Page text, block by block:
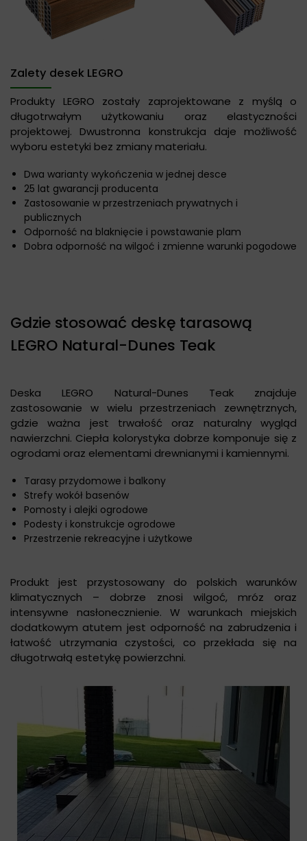
Zalety desek LEGRO
Produkty LEGRO zostały zaprojektowane z myślą o
długotrwałym użytkowaniu oraz elastyczności
projektowej. Dwustronna konstrukcja daje możliwość
wyboru estetyki bez zmiany materiału.
Dwa warianty wykończenia w jednej desce
25 lat gwarancji producenta
Zastosowanie w przestrzeniach prywatnych i
publicznych
Odporność na blaknięcie i powstawanie plam
Dobra odporność na wilgoć i zmienne warunki pogodowe
Gdzie stosować deskę tarasową
LEGRO Natural-Dunes Teak
Deska LEGRO Natural-Dunes Teak znajduje
zastosowanie w wielu przestrzeniach zewnętrznych,
gdzie ważna jest trwałość oraz naturalny wygląd
nawierzchni. Ciepła kolorystyka dobrze komponuje się z
ogrodami oraz elementami drewnianymi i kamiennymi.
Tarasy przydomowe i balkony
Strefy wokół basenów
Pomosty i alejki ogrodowe
Podesty i konstrukcje ogrodowe
Przestrzenie rekreacyjne i użytkowe
Produkt jest przystosowany do polskich warunków
klimatycznych – dobrze znosi wilgoć, mróz oraz
intensywne nasłonecznienie. W warunkach miejskich
dodatkowym atutem jest odporność na zabrudzenia i
łatwość utrzymania czystości, co przekłada się na
długotrwałą estetykę powierzchni.